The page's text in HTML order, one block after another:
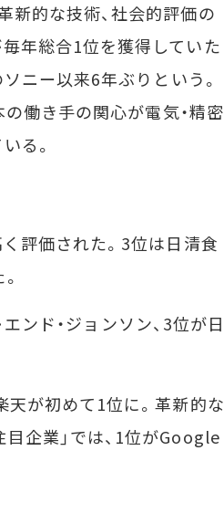
的な技術、社会的評価の
年総合1位を獲得していた
ニー以来6年ぶりという。
の働き手の関心が電気・精密
る。
評価された。3位は日清食
ド・ジョンソン、3位が日
天が初めて1位に。革新的な
企業」では、1位がGoogle